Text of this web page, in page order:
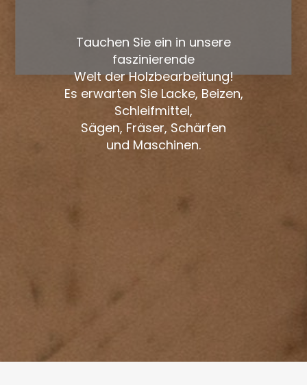
Tauchen Sie ein in unsere
faszinierende
Welt der Holzbearbeitung!
Es erwarten Sie Lacke, Beizen,
Schleifmittel,
Sägen, Fräser, Schärfen
und Maschinen.